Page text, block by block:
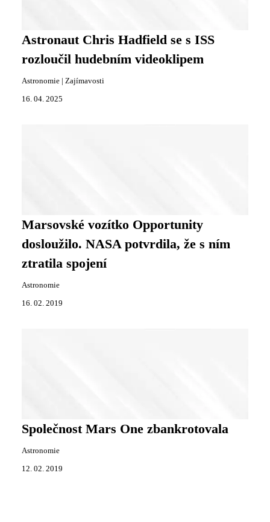
Astronaut Chris Hadfield se s ISS
rozloučil hudebním videoklipem
Astronomie Zajímavosti
16. 04. 2025
Marsovské vozítko Opportunity
dosloužilo. NASA potvrdila, že s ním
ztratila spojení
Astronomie
16. 02. 2019
Společnost Mars One zbankrotovala
Astronomie
12. 02. 2019